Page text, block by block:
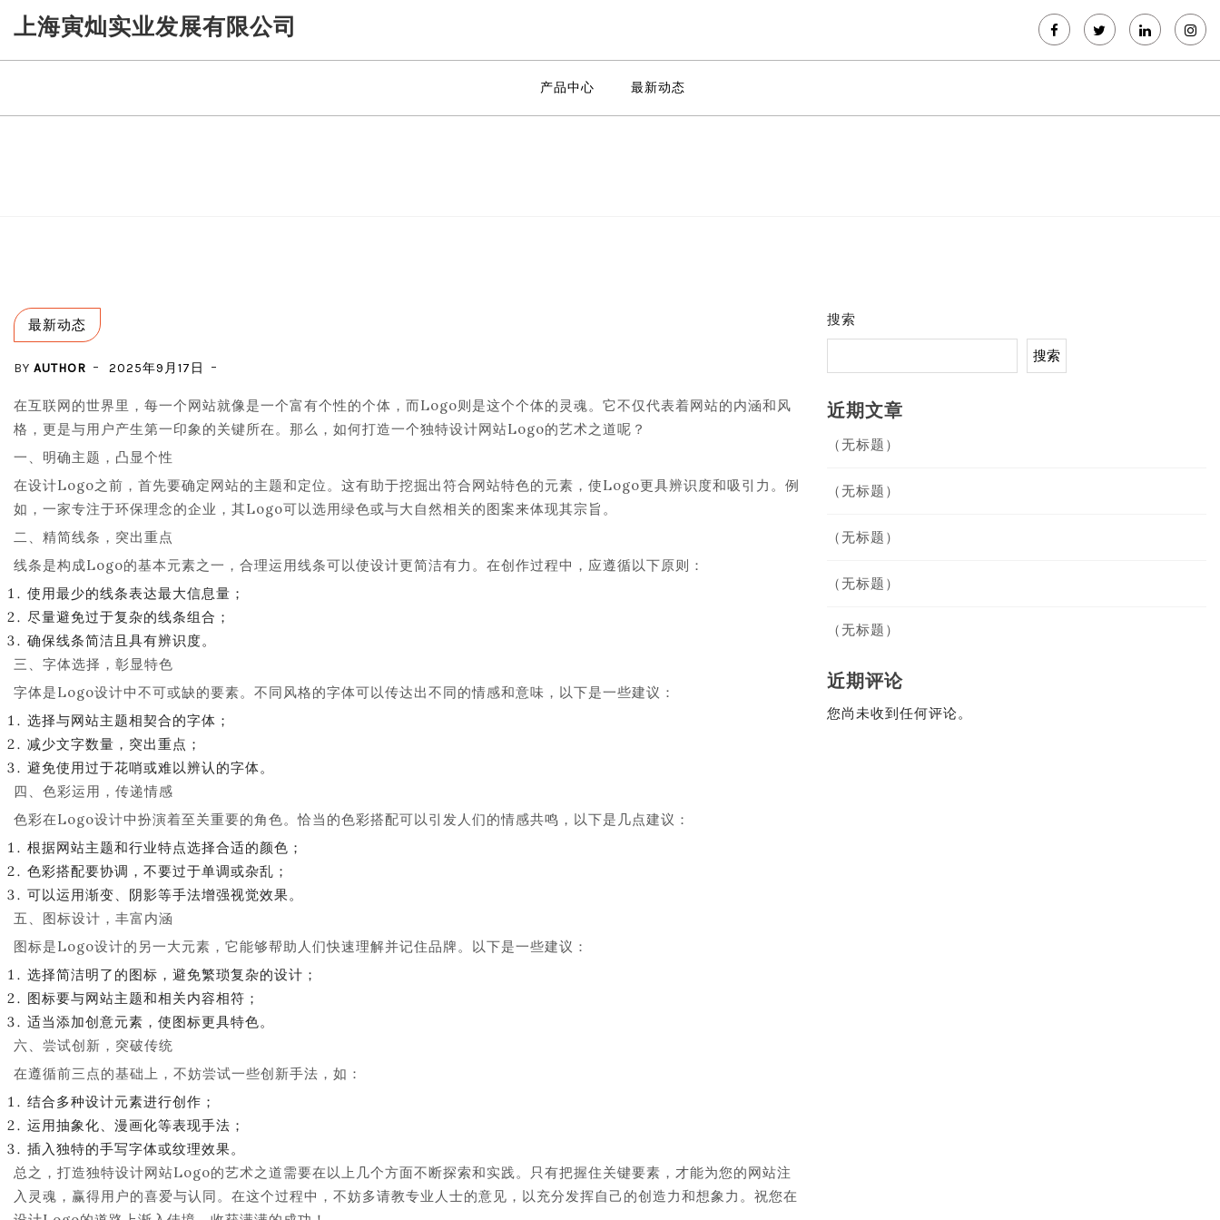
Skip
to
content
上海寅灿实业发展有限公司
产品中心 最新动态
最新动态
BY AUTHOR 2025年9月17日
在互联网的世界里，每一个网站就像是一个富有个性的个体，而Logo则是这个个体的灵魂。它不仅代表着网站的内涵和风
格，更是与用户产生第一印象的关键所在。那么，如何打造一个独特设计网站Logo的艺术之道呢？
一、明确主题，凸显个性
在设计Logo之前，首先要确定网站的主题和定位。这有助于挖掘出符合网站特色的元素，使Logo更具辨识度和吸引力。例
如，一家专注于环保理念的企业，其Logo可以选用绿色或与大自然相关的图案来体现其宗旨。
二、精简线条，突出重点
线条是构成Logo的基本元素之一，合理运用线条可以使设计更简洁有力。在创作过程中，应遵循以下原则：
使用最少的线条表达最大信息量；
尽量避免过于复杂的线条组合；
确保线条简洁且具有辨识度。
三、字体选择，彰显特色
字体是Logo设计中不可或缺的要素。不同风格的字体可以传达出不同的情感和意味，以下是一些建议：
选择与网站主题相契合的字体；
减少文字数量，突出重点；
避免使用过于花哨或难以辨认的字体。
四、色彩运用，传递情感
色彩在Logo设计中扮演着至关重要的角色。恰当的色彩搭配可以引发人们的情感共鸣，以下是几点建议：
根据网站主题和行业特点选择合适的颜色；
色彩搭配要协调，不要过于单调或杂乱；
可以运用渐变、阴影等手法增强视觉效果。
五、图标设计，丰富内涵
图标是Logo设计的另一大元素，它能够帮助人们快速理解并记住品牌。以下是一些建议：
选择简洁明了的图标，避免繁琐复杂的设计；
图标要与网站主题和相关内容相符；
适当添加创意元素，使图标更具特色。
六、尝试创新，突破传统
在遵循前三点的基础上，不妨尝试一些创新手法，如：
结合多种设计元素进行创作；
运用抽象化、漫画化等表现手法；
插入独特的手写字体或纹理效果。
总之，打造独特设计网站Logo的艺术之道需要在以上几个方面不断探索和实践。只有把握住关键要素，才能为您的网站注
入灵魂，赢得用户的喜爱与认同。在这个过程中，不妨多请教专业人士的意见，以充分发挥自己的创造力和想象力。祝您在
搜索
搜索
近期文章
（无标题）
（无标题）
（无标题）
（无标题）
（无标题）
近期评论
您尚未收到任何评论。